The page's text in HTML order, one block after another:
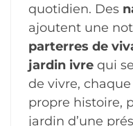
quotidien. Des
ajoutent une
parterres de
jardin ivre qui
de vivre,
propre histoire,
jardin d’une